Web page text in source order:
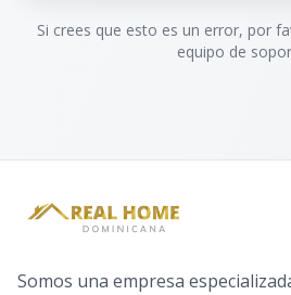
Si crees que esto es un error, por
equipo de
Somos una empresa